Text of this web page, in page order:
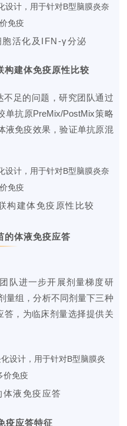
胞活化及IFN-γ分泌
构建体免疫原性比较
足的问题，研究团队通过
单抗原PreMix/PostMix策略
液免疫效果，验证单抗原混
构建体免疫原性比较
的体液免疫应答
队进一步开展剂量梯度研
量组，分析不同剂量下三种
答，为临床剂量选择提供关
体液免疫应答
疫应答特征